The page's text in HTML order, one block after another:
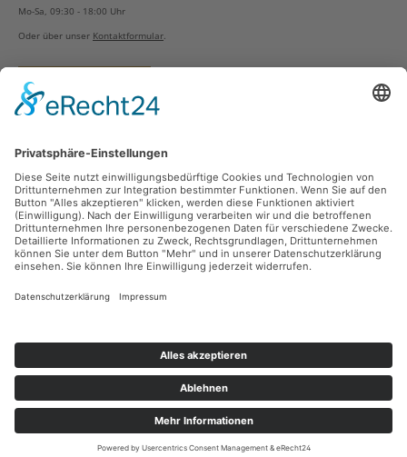
Mo-Sa, 09:30 - 18:00 Uhr
Oder über unser Kontaktformular.
Vertrag widerrufen
Zahlungsarten
Sicher Einkaufen
Ladengeschäft
Newsletter
Facebook Instagram
Alle Preise inkl. gesetzl. Mehrwertsteuer zzgl.
Nachnahmegebühren, wenn nicht anders angegeben.